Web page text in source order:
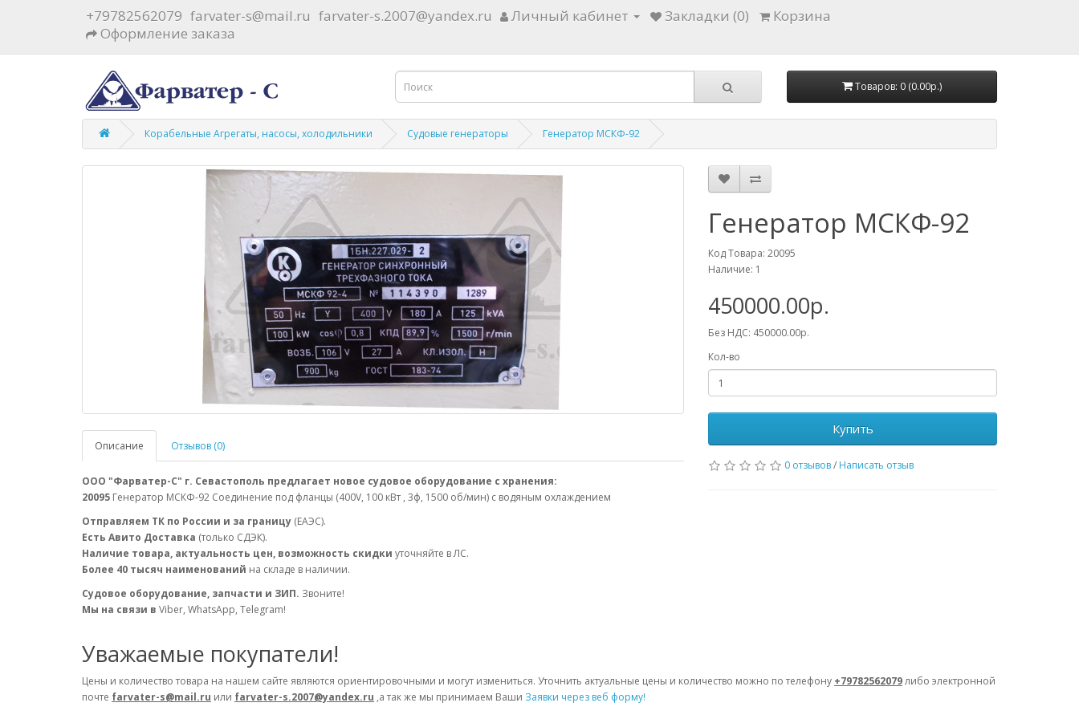
+79782562079 farvater-s@mail.ru farvater-s.2007@yandex.ru Личный кабинет Закладки (0)
Корзина
Оформление заказа
Товаров: 0 (0.00р.)
Корабельные Агрегаты, насосы, холодильники Судовые генераторы Генератор МСКФ-92
Описание Отзывов (0)
ООО "Фарватер-С" г. Севастополь предлагает новое судовое оборудование с хранения:
20095 Генератор МСКФ-92 Соединение под фланцы (400V, 100 кВт , 3ф, 1500 об/мин) с водяным охлаждением
Отправляем ТК по России и за границу (ЕАЭС).
Есть Авито Доставка (только СДЭК).
Наличие товара, актуальность цен, возможность скидки уточняйте в ЛС.
Более 40 тысяч наименований на складе в наличии.
Судовое оборудование, запчасти и ЗИП. Звоните!
Мы на связи в Viber, WhatsApp, Telegram!
Генератор МСКФ-92
Код Товара: 20095
Наличие: 1
450000.00р.
Без НДС: 450000.00р.
Кол-во
Купить
0 отзывов/ Написать отзыв
Уважаемые покупатели!
Цены и количество товара на нашем сайте являются ориентировочными и могут измениться. Уточнить актуальные цены и количество можно по телефону +79782562079либо электронной
почте farvater-s@mail.ru или farvater-s.2007@yandex.ru ,а так же мы принимаем Ваши Заявки через веб форму!